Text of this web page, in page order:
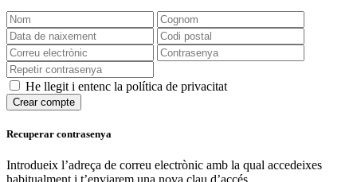
He llegit i entenc la política de privacitat
Crear compte
Recuperar contrasenya
Introdueix l’adreça de correu electrònic amb la qual accedeixes
habitualment i t’enviarem una nova clau d’accés.